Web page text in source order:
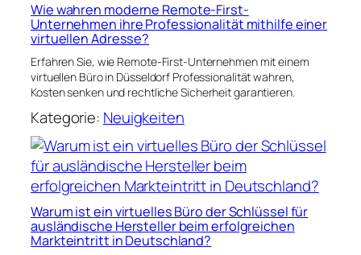
Wie wahren moderne Remote-First-
Unternehmen ihre Professionalität mithilfe einer
virtuellen Adresse?
Erfahren Sie, wie Remote-First-Unternehmen mit einem
virtuellen Büro in Düsseldorf Professionalität wahren,
Kosten senken und rechtliche Sicherheit garantieren.
Kategorie: Neuigkeiten
Warum ist ein virtuelles Büro der Schlüssel für
ausländische Hersteller beim erfolgreichen
Markteintritt in Deutschland?